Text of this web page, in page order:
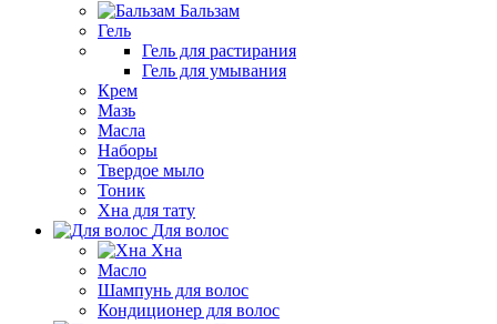
Бальзам
Гель
Гель для растирания
Гель для умывания
Крем
Мазь
Масла
Наборы
Твердое мыло
Тоник
Хна для тату
Для волос
Хна
Масло
Шампунь для волос
Кондиционер для волос